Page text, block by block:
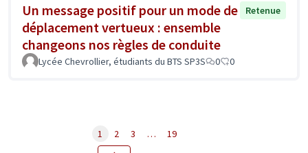
Un message positif pour un mode de
déplacement vertueux : ensemble
changeons nos règles de conduite
Retenue
Lycée Chevrollier, étudiants du BTS SP3S 0 0
1 2 3 … 19